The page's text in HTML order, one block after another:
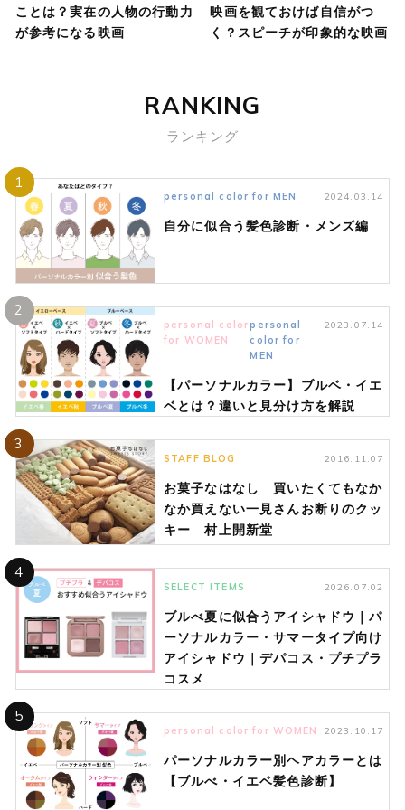
ことは？実在の人物の行動力
が参考になる映画
映画を観ておけば自信がつ
く？スピーチが印象的な映画
RANKING
ランキング
1
personal color for MEN 2024.03.14
自分に似合う髪色診断・メンズ編
2
personal color
for WOMEN
personal
color for
MEN
2023.07.14
【パーソナルカラー】ブルベ・イエ
ベとは？違いと見分け方を解説
3
STAFF BLOG 2016.11.07
お菓子なはなし 買いたくてもなか
なか買えない一見さんお断りのクッ
キー 村上開新堂
4
SELECT ITEMS 2026.07.02
ブルべ夏に似合うアイシャドウ｜パ
ーソナルカラー・サマータイプ向け
アイシャドウ｜デパコス・プチプラ
コスメ
5
personal color for WOMEN 2023.10.17
パーソナルカラー別ヘアカラーとは
【ブルべ・イエベ髪色診断】